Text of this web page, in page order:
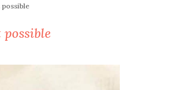
possible
possible